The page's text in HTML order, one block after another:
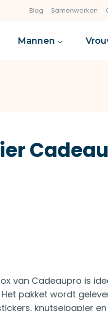
Blog Samenwerken
Mannen
van Cadeaupro is
pakket wordt
knutselpapier